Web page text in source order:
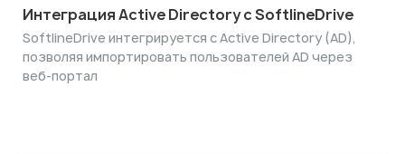
Интеграция Active Directory с SoftlineDrive
SoftlineDrive интегрируется с Active Directory (AD),
позволяя импортировать пользователей AD через
веб-портал